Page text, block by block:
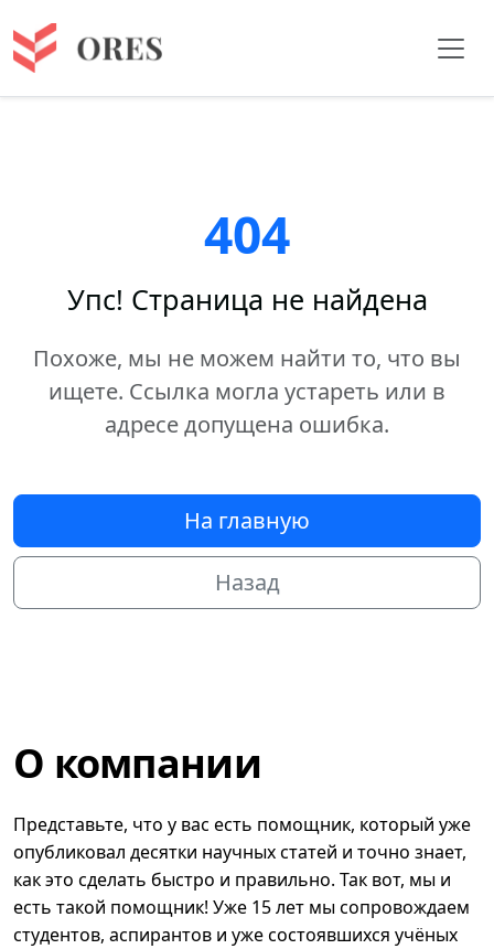
404
Упс! Страница не найдена
Похоже, мы не можем найти то, что вы
ищете. Ссылка могла устареть или в
адресе допущена ошибка.
На главную
Назад
О компании
Представьте, что у вас есть помощник, который уже
опубликовал десятки научных статей и точно знает,
как это сделать быстро и правильно. Так вот, мы и
есть такой помощник! Уже 15 лет мы сопровождаем
студентов, аспирантов и уже состоявшихся учёных